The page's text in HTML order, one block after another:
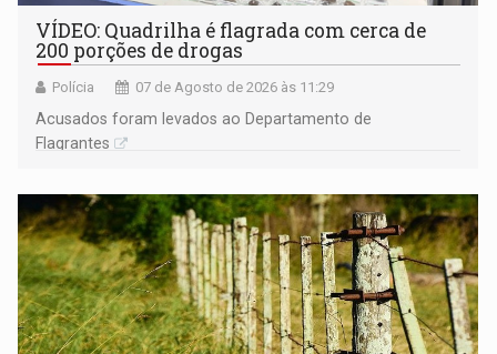
VÍDEO: Quadrilha é flagrada com cerca de
200 porções de drogas
Polícia 07 de Agosto de 2026 às 11:29
Acusados foram levados ao Departamento de
Flagrantes